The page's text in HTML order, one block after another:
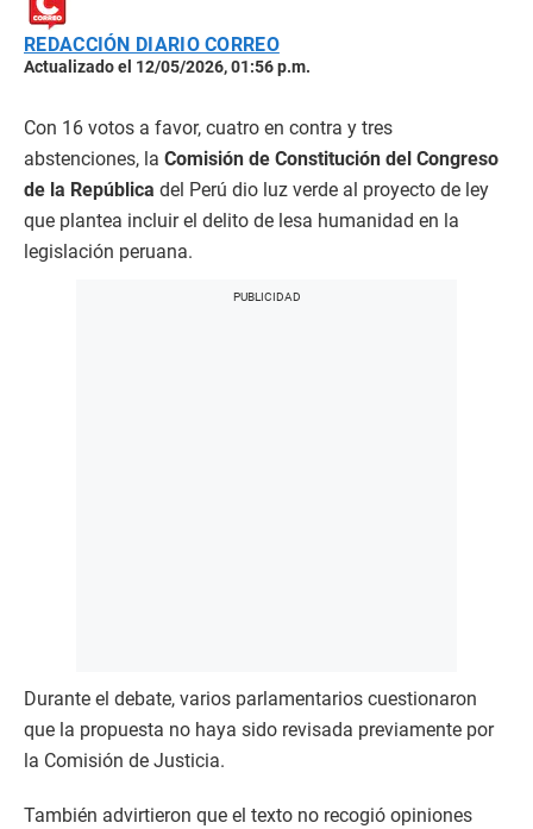
REDACCIÓN DIARIO CORREO
Actualizado el 12/05/2026, 01:56 p.m.
Con 16 votos a favor, cuatro en contra y tres
abstenciones, la Comisión de Constitución del Congreso
de la República del Perú dio luz verde al proyecto de ley
que plantea incluir el delito de lesa humanidad en la
legislación peruana.
Durante el debate, varios parlamentarios cuestionaron
que la propuesta no haya sido revisada previamente por
la Comisión de Justicia.
También advirtieron que el texto no recogió opiniones